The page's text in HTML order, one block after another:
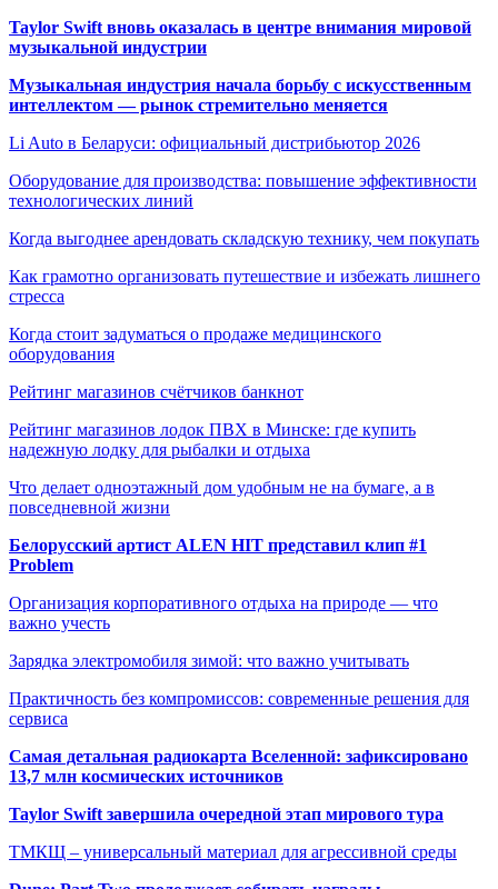
Taylor Swift вновь оказалась в центре внимания мировой
музыкальной индустрии
Музыкальная индустрия начала борьбу с искусственным
интеллектом — рынок стремительно меняется
Li Auto в Беларуси: официальный дистрибьютор 2026
Оборудование для производства: повышение эффективности
технологических линий
Когда выгоднее арендовать складскую технику, чем покупать
Как грамотно организовать путешествие и избежать лишнего
стресса
Когда стоит задуматься о продаже медицинского
оборудования
Рейтинг магазинов счётчиков банкнот
Рейтинг магазинов лодок ПВХ в Минске: где купить
надежную лодку для рыбалки и отдыха
Что делает одноэтажный дом удобным не на бумаге, а в
повседневной жизни
Белорусский артист ALEN HIT представил клип #1
Problem
Организация корпоративного отдыха на природе — что
важно учесть
Зарядка электромобиля зимой: что важно учитывать
Практичность без компромиссов: современные решения для
сервиса
Самая детальная радиокарта Вселенной: зафиксировано
13,7 млн космических источников
Taylor Swift завершила очередной этап мирового тура
ТМКЩ – универсальный материал для агрессивной среды